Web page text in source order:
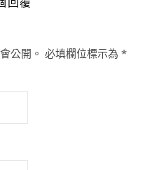
公開。 必填欄位標示為 *